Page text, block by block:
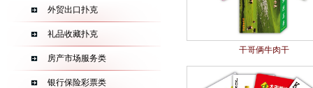
外贸出口扑克
礼品收藏扑克
房产市场服务类
银行保险彩票类
干哥俩牛肉干